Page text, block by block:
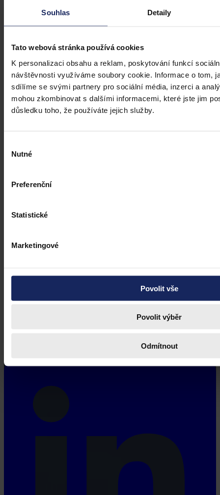
Souhlas Detaily
Tato webová stránka používá cookies
K personalizaci obsahu a reklam, poskytování funkcí
návštěvnosti využíváme soubory cookie. Informace o tom,
sdílíme se svými partnery pro sociální média, inzerci a
mohou zkombinovat s dalšími informacemi, které jste jim
důsledku toho, že používáte jejich služby.
souhlasu
Nutné
Preferenční
Statistické
Marketingové
Povolit vše
Povolit výběr
Odmítnout
Právní portál, jehož cílovou skupinou jsou nejenom právní